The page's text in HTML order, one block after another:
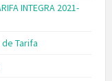
INTEGRA 2021-
Tarifa